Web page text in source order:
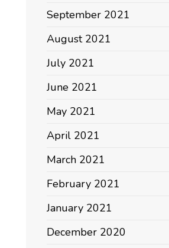
September 2021
August 2021
July 2021
June 2021
May 2021
April 2021
March 2021
February 2021
January 2021
December 2020